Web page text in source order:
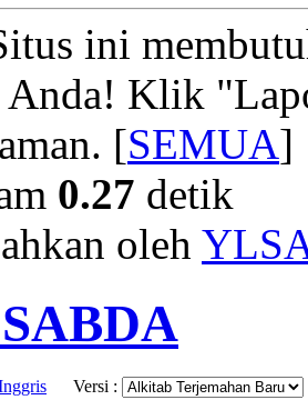
ini
Klik
[SEMUA]
0.27 detik
oleh
Versi :